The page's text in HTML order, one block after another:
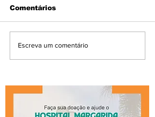
Comentários
Escreva um comentário